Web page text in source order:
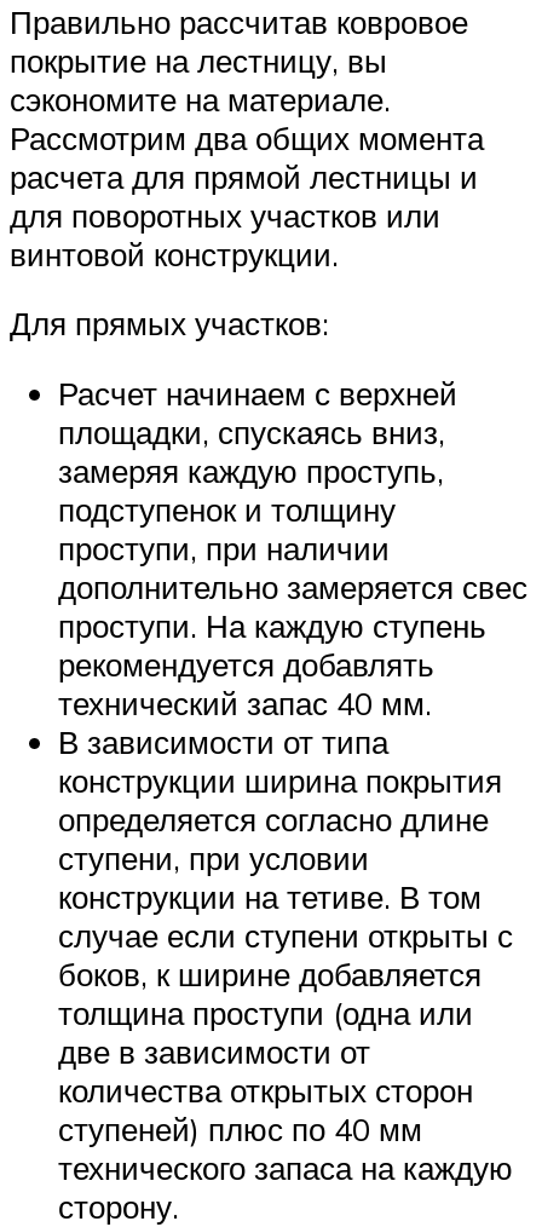
Правильно рассчитав ковровое
покрытие на лестницу, вы
сэкономите на материале.
Рассмотрим два общих момента
расчета для прямой лестницы и
для поворотных участков или
винтовой конструкции.
Для прямых участков:
Расчет начинаем с верхней
площадки, спускаясь вниз,
замеряя каждую проступь,
подступенок и толщину
проступи, при наличии
дополнительно замеряется свес
проступи. На каждую ступень
рекомендуется добавлять
технический запас 40 мм.
В зависимости от типа
конструкции ширина покрытия
определяется согласно длине
ступени, при условии
конструкции на тетиве. В том
случае если ступени открыты с
боков, к ширине добавляется
толщина проступи (одна или
две в зависимости от
количества открытых сторон
ступеней) плюс по 40 мм
технического запаса на каждую
сторону.